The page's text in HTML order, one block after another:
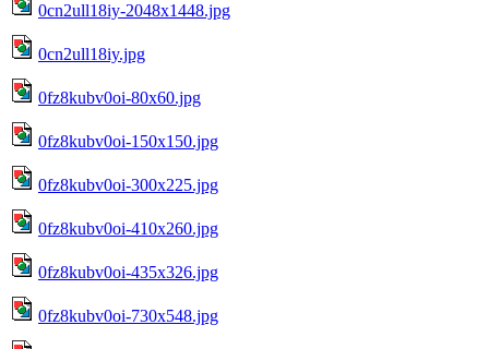
0cn2ull18iy-2048x1448.jpg
0cn2ull18iy.jpg
0fz8kubv0oi-80x60.jpg
0fz8kubv0oi-150x150.jpg
0fz8kubv0oi-300x225.jpg
0fz8kubv0oi-410x260.jpg
0fz8kubv0oi-435x326.jpg
0fz8kubv0oi-730x548.jpg